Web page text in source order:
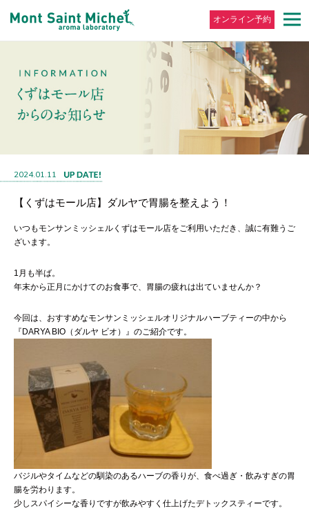
オンライン予約
2024.01.11
【くずはモール店】ダルヤで胃腸を整えよう！
いつもモンサンミッシェルくずはモール店をご利用いただき、誠に有難うご
ざいます。
1月も半ば。
年末から正月にかけてのお食事で、胃腸の疲れは出ていませんか？
今回は、おすすめなモンサンミッシェルオリジナルハーブティーの中から
『DARYA BIO（ダルヤ ビオ）』のご紹介です。
バジルやタイムなどの馴染のあるハーブの香りが、食べ過ぎ・飲みすぎの胃
腸を労わります。
少しスパイシーな香りですが飲みやすく仕上げたデトックスティーです。